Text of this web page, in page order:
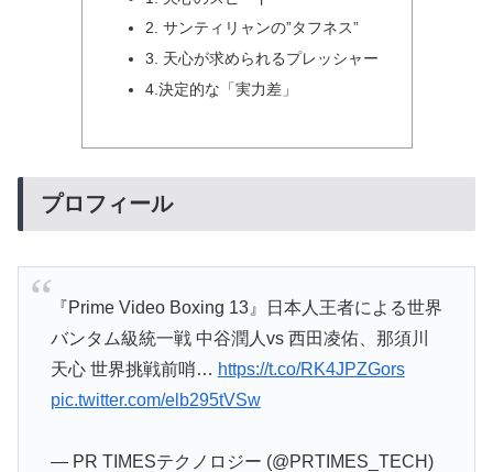
2. サンティリャンの”タフネス”
3. 天心が求められるプレッシャー
4.決定的な「実力差」
プロフィール
『Prime Video Boxing 13』日本人王者による世界
バンタム級統一戦 中谷潤人vs 西田凌佑、那須川
天心 世界挑戦前哨… https://t.co/RK4JPZGors
pic.twitter.com/elb295tVSw
— PR TIMESテクノロジー (@PRTIMES_TECH)